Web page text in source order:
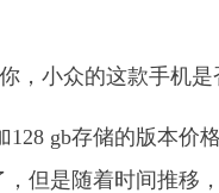
128 gb存储的版本价
，但是随着时间推移